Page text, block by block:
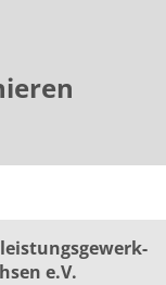
e.V.